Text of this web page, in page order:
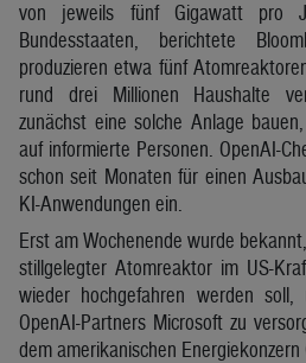
von jeweils fünf Gigawatt pro
Bundesstaaten, berichtete
produzieren etwa fünf
rund drei Millionen Haushalte
zunächst eine solche Anlage
auf informierte Personen. OpenAI-
schon seit Monaten für einen
KI-Anwendungen ein.
Erst am Wochenende wurde
stillgelegter Atomreaktor im US-
wieder hochgefahren werden soll,
OpenAI-Partners Microsoft zu
dem amerikanischen Energiekonzern